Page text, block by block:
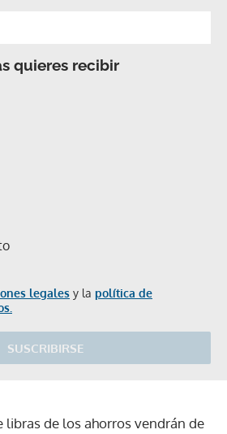
quieres recibir
legales y la política de
SUSCRIBIRSE
libras de los ahorros vendrán de